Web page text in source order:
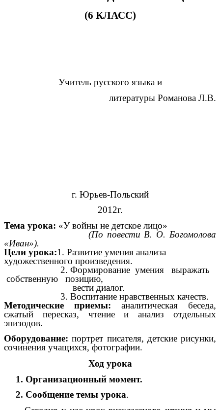
(6 КЛАСС)
Учитель русского языка и
литературы Романова Л.В.
г. Юрьев-Польский
2012г.
Тема урока: «У войны не детское лицо»
(По повести В. О. Богомолова
«Иван»).
Цели урока:1. Развитие умения анализа
художественного произведения.
2. Формирование умения выражать
собственную позицию,
вести диалог.
3. Воспитание нравственных качеств.
Методические приемы: аналитическая беседа,
сжатый пересказ, чтение и анализ отдельных
эпизодов.
Оборудование: портрет писателя, детские рисунки,
сочинения учащихся, фотографии.
Ход урока
1. Организационный момент.
2. Сообщение темы урока.